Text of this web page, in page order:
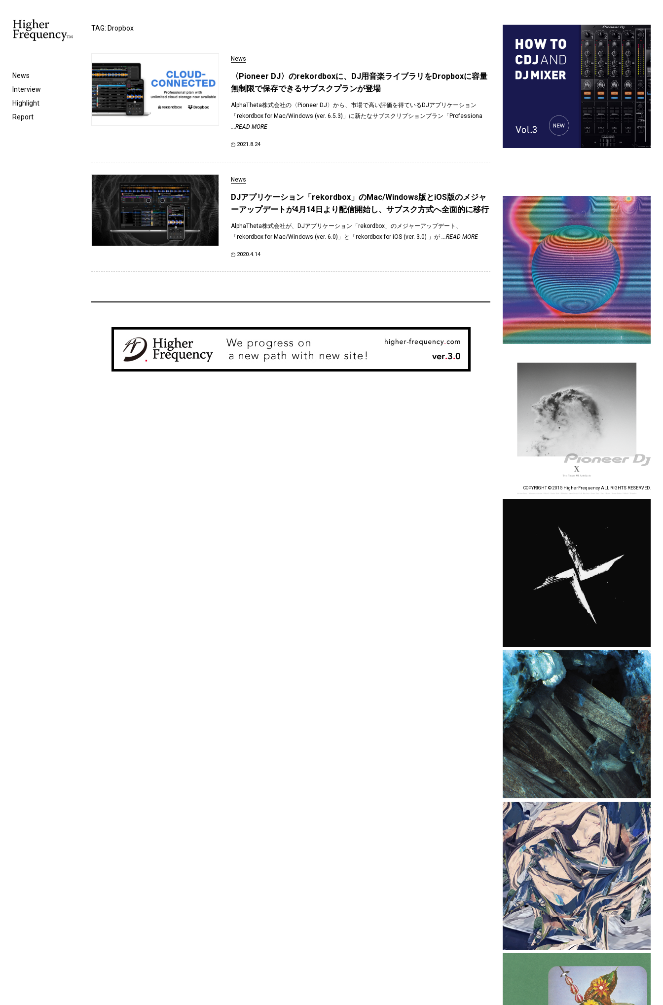
News
Interview
Highlight
Report
TAG: Dropbox
News
〈Pioneer DJ〉のrekordboxに、DJ用音楽ライブラリをDropboxに容量
無制限で保存できるサブスクプランが登場
AlphaTheta株式会社の〈Pioneer DJ〉から、市場で高い評価を得ているDJアプリケーション
「rekordbox for Mac/Windows (ver. 6.5.3)」に新たなサブスクリプションプラン「Professiona
...READ MORE
2021.8.24
News
DJアプリケーション「rekordbox」のMac/Windows版とiOS版のメジャ
ーアップデートが4月14日より配信開始し、サブスク方式へ全面的に移行
AlphaTheta株式会社が、DJアプリケーション「rekordbox」のメジャーアップデート、
「rekordbox for Mac/Windows (ver. 6.0)」と「rekordbox for iOS (ver. 3.0) 」が
...READ MORE
2020.4.14
COPYRIGHT © 2015 HigherFrequency ALL RIGHTS RESERVED.